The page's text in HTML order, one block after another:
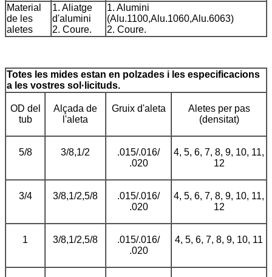
Material
de les
aletes
1. Aliatge
d'alumini
2. Coure.
1. Alumini
(Alu.1100,Alu.1060,Alu.6063)
2. Coure.
Totes les mides estan en polzades i les especificacions
a les vostres sol·licituds.
OD del
tub
Alçada de
l'aleta
Gruix d'aleta
Aletes per pas
(densitat)
5/8 3/8,1/2
.015/.016/
.020
4, 5, 6, 7, 8, 9, 10, 11,
12
3/4 3/8,1/2,5/8
.015/.016/
.020
4, 5, 6, 7, 8, 9, 10, 11,
12
1 3/8,1/2,5/8
.015/.016/
.020
4, 5, 6, 7, 8, 9, 10, 11